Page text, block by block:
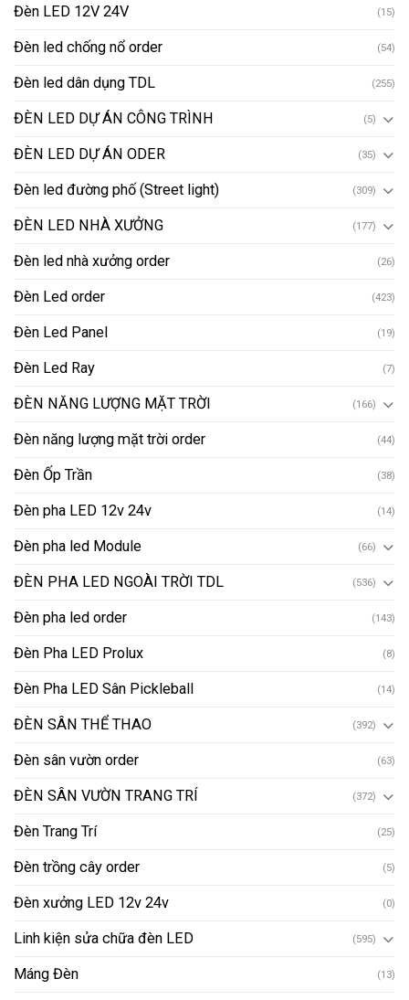
Đèn LED 12V 24V (15)
Đèn led chống nổ order (54)
Đèn led dân dụng TDL (255)
ĐÈN LED DỰ ÁN CÔNG TRÌNH (5)
ĐÈN LED DỰ ÁN ODER (35)
Đèn led đường phố (Street light) (309)
ĐÈN LED NHÀ XƯỞNG (177)
Đèn led nhà xưởng order (26)
Đèn Led order (423)
Đèn Led Panel (19)
Đèn Led Ray (7)
ĐÈN NĂNG LƯỢNG MẶT TRỜI (166)
Đèn năng lượng mặt trời order (44)
Đèn Ốp Trần (38)
Đèn pha LED 12v 24v (14)
Đèn pha led Module (66)
ĐÈN PHA LED NGOÀI TRỜI TDL (536)
Đèn pha led order (143)
Đèn Pha LED Prolux (8)
Đèn Pha LED Sân Pickleball (14)
ĐÈN SÂN THỂ THAO (392)
Đèn sân vườn order (63)
ĐÈN SÂN VƯỜN TRANG TRÍ (372)
Đèn Trang Trí (25)
Đèn trồng cây order (5)
Đèn xưởng LED 12v 24v (0)
Linh kiện sửa chữa đèn LED (595)
Máng Đèn (13)